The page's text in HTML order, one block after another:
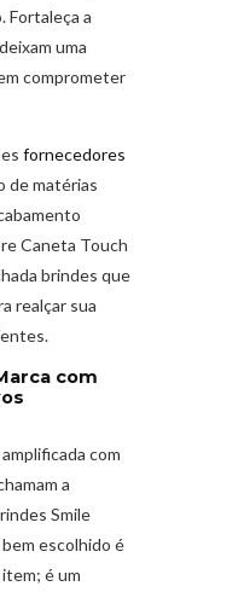
Fortaleça a
uma
comprometer
fornecedores
de matérias
Caneta Touch
brindes que
realçar sua
com
com
a
Smile
escolhido é
é um